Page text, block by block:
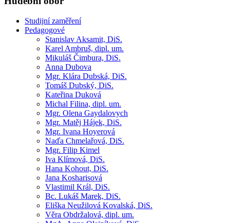
Studijní zaměření
Pedagogové
Stanislav Aksamit, DiS.
Karel Ambruš, dipl. um.
Mikuláš Čimbura, DiS.
Anna Dubova
Mgr. Klára Dubská, DiS.
Tomáš Dubský, DiS.
Kateřina Duková
Michal Filina, dipl. um.
Mgr. Olena Gaydalovych
Mgr. Matěj Hájek, DiS.
Mgr. Ivana Hoyerová
Naďa Chmelařová, DiS.
Mgr. Filip Kimel
Iva Klímová, DiS.
Hana Kohout, DiS.
Jana Kosharisová
Vlastimil Král, DiS.
Bc. Lukáš Marek, DiS.
Eliška Neužilová Kovalská, DiS.
Věra Obdržalová, dipl. um.